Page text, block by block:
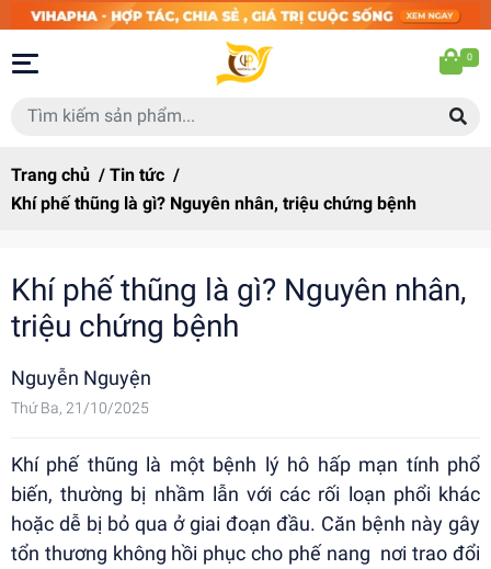
0
Trang chủ / Tin tức /
Khí phế thũng là gì? Nguyên nhân, triệu chứng bệnh
Khí phế thũng là gì? Nguyên nhân,
triệu chứng bệnh
Nguyễn Nguyện
Thứ Ba, 21/10/2025
Khí phế thũng là một bệnh lý hô hấp mạn tính phổ
biến, thường bị nhầm lẫn với các rối loạn phổi khác
hoặc dễ bị bỏ qua ở giai đoạn đầu. Căn bệnh này gây
tổn thương không hồi phục cho phế nang nơi trao đổi